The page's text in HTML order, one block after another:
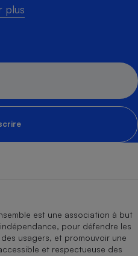
plus
est une association à but
pour défendre les
usagers, et promouvoir une
et respectueuse des